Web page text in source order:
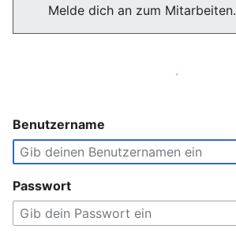
Melde dich an zum Mitarbeiten.
Benutzername
Passwort